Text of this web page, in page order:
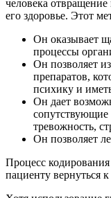
человека
его здоровье. Этот
Он оказывает
процессы
Он позволяет
препаратов,
психику и
Он дает
сопутствующие
тревожность,
Он позволяет
Процесс
пациенту вернуться